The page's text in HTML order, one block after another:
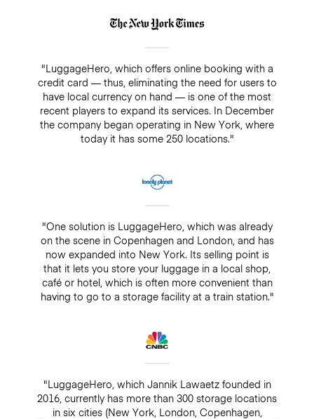
"LuggageHero, which offers online booking with a
credit card — thus, eliminating the need for users to
have local currency on hand — is one of the most
recent players to expand its services. In December
the company began operating in New York, where
today it has some 250 locations."
"One solution is LuggageHero, which was already
on the scene in Copenhagen and London, and has
now expanded into New York. Its selling point is
that it lets you store your luggage in a local shop,
café or hotel, which is often more convenient than
having to go to a storage facility at a train station."
"LuggageHero, which Jannik Lawaetz founded in
2016, currently has more than 300 storage locations
in six cities (New York, London, Copenhagen,